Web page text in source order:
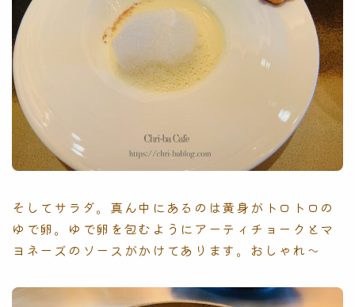
そしてサラダ。真ん中にあるのは黄身がトロトロの
ゆで卵。ゆで卵を包むようにアーティチョークとマ
ヨネーズのソースがかけてあります。おしゃれ〜